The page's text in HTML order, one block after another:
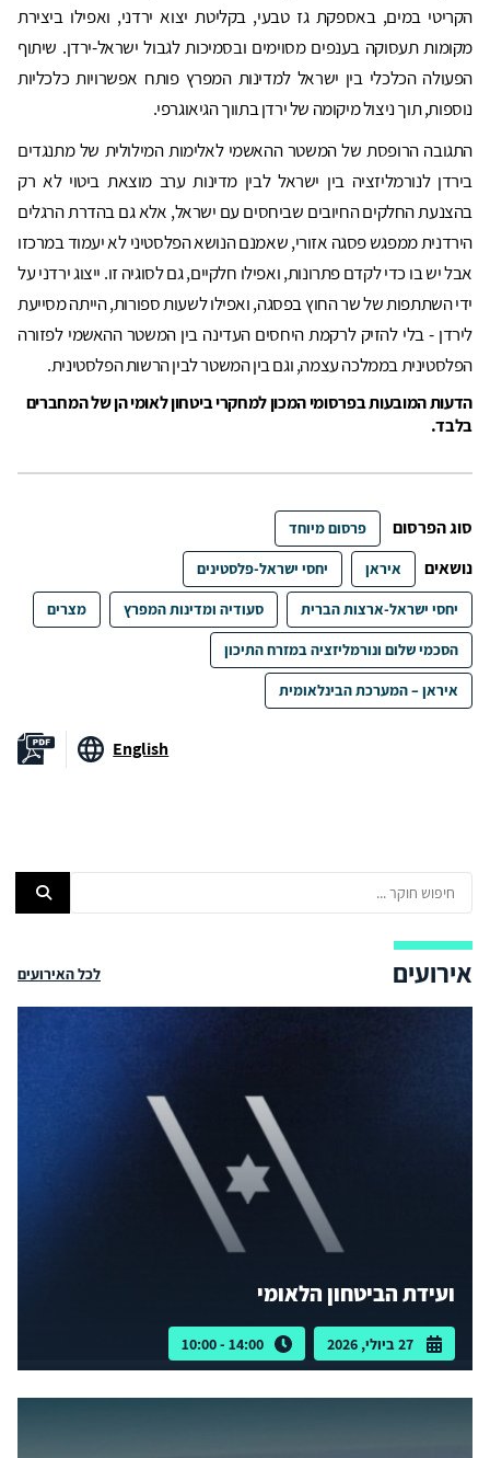
הקריטי במים, באספקת גז טבעי, בקליטת יצוא ירדני, ואפילו ביצירת
מקומות תעסוקה בענפים מסוימים ובסמיכות לגבול ישראל-ירדן. שיתוף
הפעולה הכלכלי בין ישראל למדינות המפרץ פותח אפשרויות כלכליות
נוספות, תוך ניצול מיקומה של ירדן בתווך הגיאוגרפי.
התגובה הרופסת של המשטר ההאשמי לאלימות המילולית של מתנגדים
בירדן לנורמליזציה בין ישראל לבין מדינות ערב מוצאת ביטוי לא רק
בהצנעת החלקים החיובים שביחסים עם ישראל, אלא גם בהדרת הרגלים
הירדנית ממפגש פסגה אזורי, שאמנם הנושא הפלסטיני לא יעמוד במרכזו
אבל יש בו כדי לקדם פתרונות, ואפילו חלקיים, גם לסוגיה זו. ייצוג ירדני על
ידי השתתפות של שר החוץ בפסגה, ואפילו לשעות ספורות, הייתה מסייעת
לירדן - בלי להזיק לרקמת היחסים העדינה בין המשטר ההאשמי לפזורה
הפלסטינית בממלכה עצמה, וגם בין המשטר לבין הרשות הפלסטינית.
הדעות המובעות בפרסומי המכון למחקרי ביטחון לאומי הן של המחברים
בלבד.
סוג הפרסום פרסום מיוחד
נושאים איראן יחסי ישראל-פלסטינים
יחסי ישראל-ארצות הברית סעודיה ומדינות המפרץ מצרים
הסכמי שלום ונורמליזציה במזרח התיכון
איראן – המערכת הבינלאומית
English
אירועים לכל האירועים
ועידת הביטחון הלאומי
27 ביולי, 2026 14:00 - 10:00